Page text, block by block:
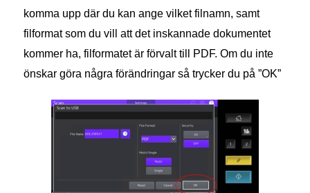
komma upp där du kan ange vilket filnamn, samt
filformat som du vill att det inskannade dokumentet
kommer ha, filformatet är förvalt till PDF. Om du inte
önskar göra några förändringar så trycker du på ”OK”